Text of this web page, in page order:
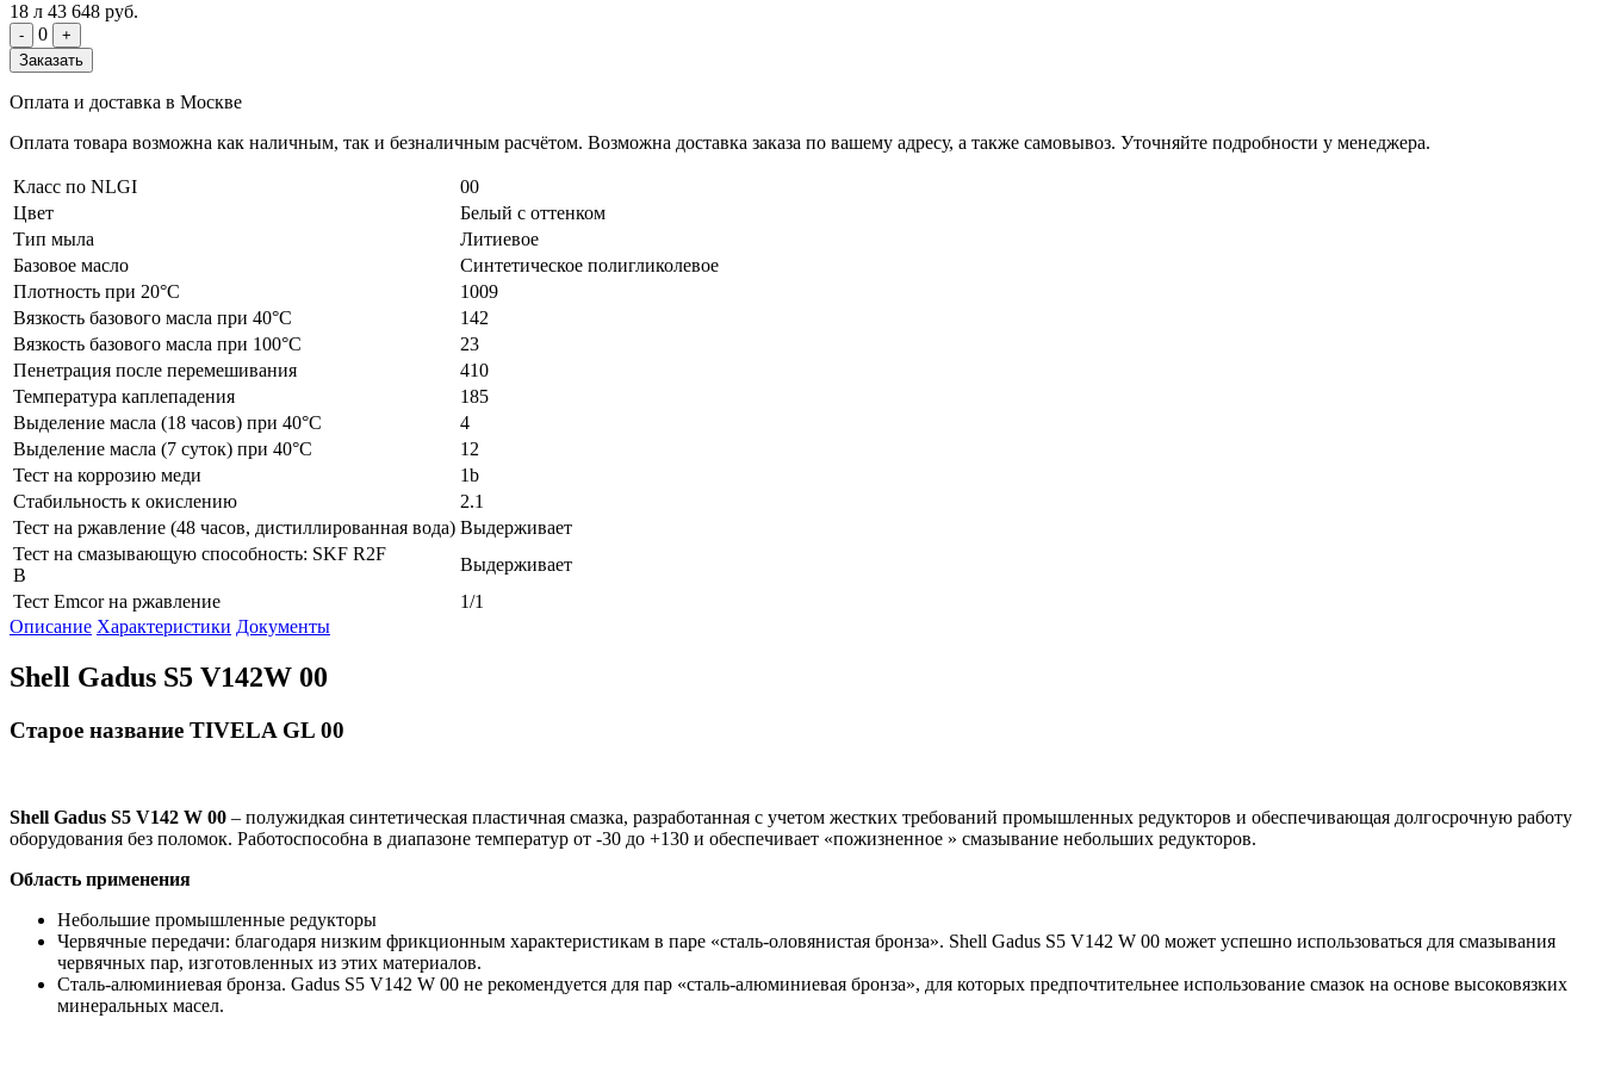
18 л 43 648 руб.
- 0
+
Заказать
Оплата и доставка в Москве
Оплата товара возможна как наличным, так и безналичным расчётом. Возможна доставка заказа по вашему адресу, а также самовывоз. Уточняйте подробности у менеджера.
Класс по NLGI
00
Цвет
Белый с оттенком
Тип мыла
Литиевое
Базовое масло
Синтетическое полигликолевое
Плотность при 20°C
1009
Вязкость базового масла при 40°C
142
Вязкость базового масла при 100°C
23
Пенетрация после перемешивания
410
Температура каплепадения
185
Выделение масла (18 часов) при 40°C
4
Выделение масла (7 суток) при 40°C
12
Тест на коррозию меди
1b
Стабильность к окислению
2.1
Тест на ржавление (48 часов, дистиллированная вода) Выдерживает
Тест на смазывающую способность: SKF R2F
B
Выдерживает
Тест Emcor на ржавление
1/1
Описание Характеристики Документы
Shell Gadus S5 V142W 00
Старое название TIVELA GL 00
Shell Gadus S5 V142 W 00 – полужидкая синтетическая пластичная смазка, разработанная с учетом жестких требований промышленных редукторов и обеспечивающая долгосрочную работу
оборудования без поломок. Работоспособна в диапазоне температур от -30 до +130 и обеспечивает «пожизненное » смазывание небольших редукторов.
Область применения
Небольшие промышленные редукторы
Червячные передачи: благодаря низким фрикционным характеристикам в паре «сталь-оловянистая бронза». Shell Gadus S5 V142 W 00 может успешно использоваться для смазывания
червячных пар, изготовленных из этих материалов.
Сталь-алюминиевая бронза. Gadus S5 V142 W 00 не рекомендуется для пар «сталь-алюминиевая бронза», для которых предпочтительнее использование смазок на основе высоковязких
минеральных масел.